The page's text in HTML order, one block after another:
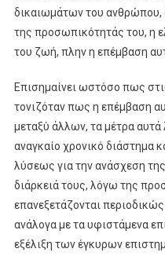
δικαιωμάτων του ανθρώπου,
της προσωπικότητάς του, η
του ζωή, πλην η επέμβαση
Επισημαίνει ωστόσο πως
τονιζόταν πως η επέμβαση
μεταξύ άλλων, τα μέτρα
αναγκαίο χρονικό διάστημα
λύσεως για την ανάσχεση
διάρκειά τους, λόγω της
επανεξετάζονται
ανάλογα με τα υφιστάμενα
εξέλιξη των έγκυρων